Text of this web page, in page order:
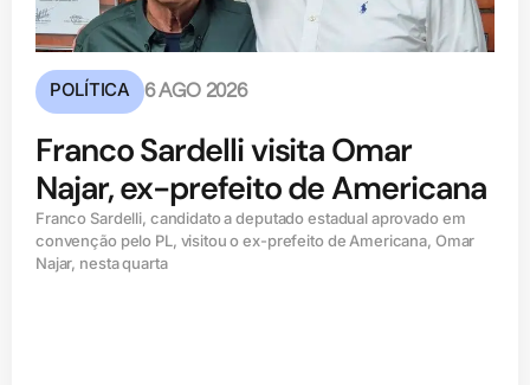
POLÍTICA 6 AGO 2026
Franco Sardelli visita Omar
Najar, ex-prefeito de Americana
Franco Sardelli, candidato a deputado estadual aprovado em
convenção pelo PL, visitou o ex-prefeito de Americana, Omar
Najar, nesta quarta